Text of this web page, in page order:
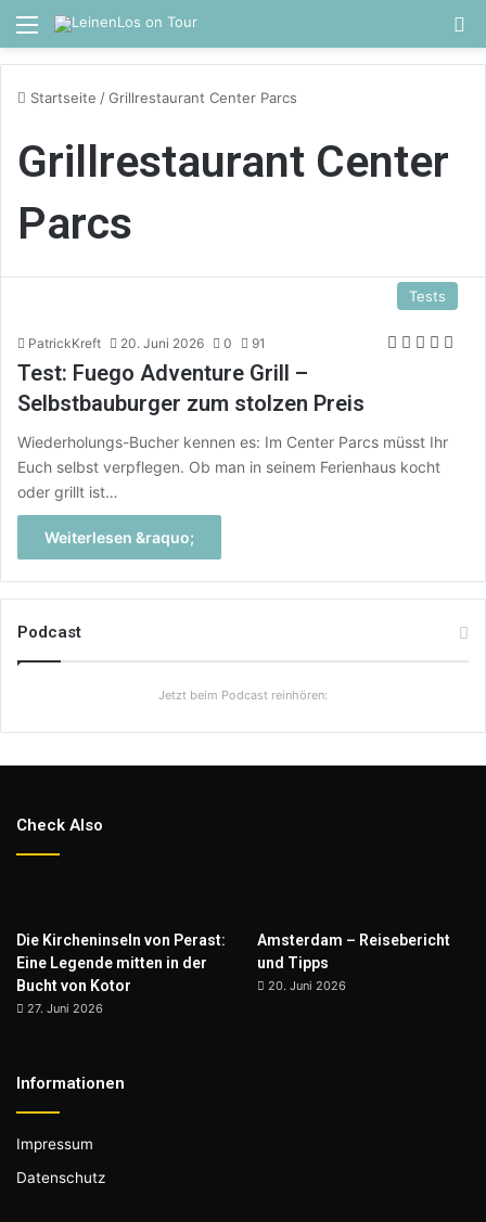
Menü
Startseite /Grillrestaurant Center Parcs
Grillrestaurant Center
Parcs
Tests
PatrickKreft 20. Juni 2026 0 91
Test: Fuego Adventure Grill –
Selbstbauburger zum stolzen Preis
Wiederholungs-Bucher kennen es: Im Center Parcs müsst Ihr
Euch selbst verpflegen. Ob man in seinem Ferienhaus kocht
oder grillt ist…
Weiterlesen &raquo;
Podcast
Jetzt beim Podcast reinhören:
Check Also
Die Kircheninseln von Perast:
Eine Legende mitten in der
Bucht von Kotor
27. Juni 2026
Amsterdam – Reisebericht
und Tipps
20. Juni 2026
Informationen
Impressum
Datenschutz